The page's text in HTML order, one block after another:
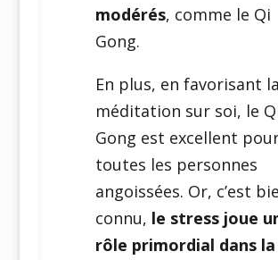
modérés, comme le Qi
Gong.
En plus, en favorisant la
méditation sur soi, le
Gong est excellent
toutes les personnes
angoissées. Or, c’est
connu, le stress joue
rôle primordial dans la